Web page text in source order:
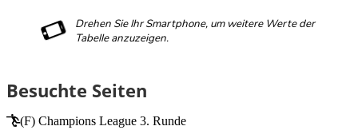
Besuchte Seiten
(F) Champions League 3. Runde